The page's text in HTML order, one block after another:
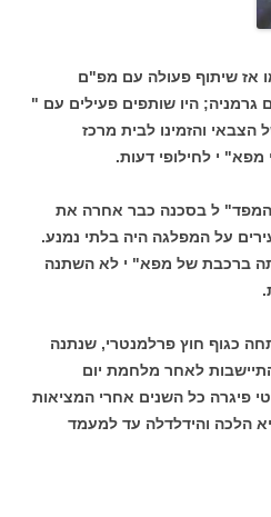
אז שיתוף פעולה עם מפ"ם
היו שותפים פעילים עם "
והזמינו לבית מרכז
י לחילופי דעות.
ל בסכנה כבר אחרה את
על המפלגה היה בלתי נמנע.
ברכבת של מפא" י לא השתנה
כגוף חוץ פרלמנטרי, שנתנה
לאחר מלחמת יום
פיגרה כל השנים אחרי המציאות
הלכה והידלדלה עד למעמד